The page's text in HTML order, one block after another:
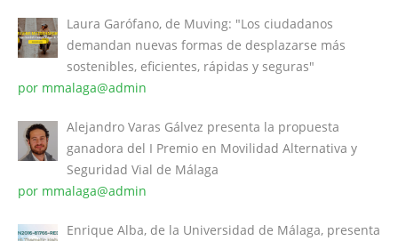
Laura Garófano, de Muving: "Los ciudadanos
demandan nuevas formas de desplazarse más
sostenibles, eficientes, rápidas y seguras"
por mmalaga@admin
Alejandro Varas Gálvez presenta la propuesta
ganadora del I Premio en Movilidad Alternativa y
Seguridad Vial de Málaga
por mmalaga@admin
Enrique Alba, de la Universidad de Málaga, presenta